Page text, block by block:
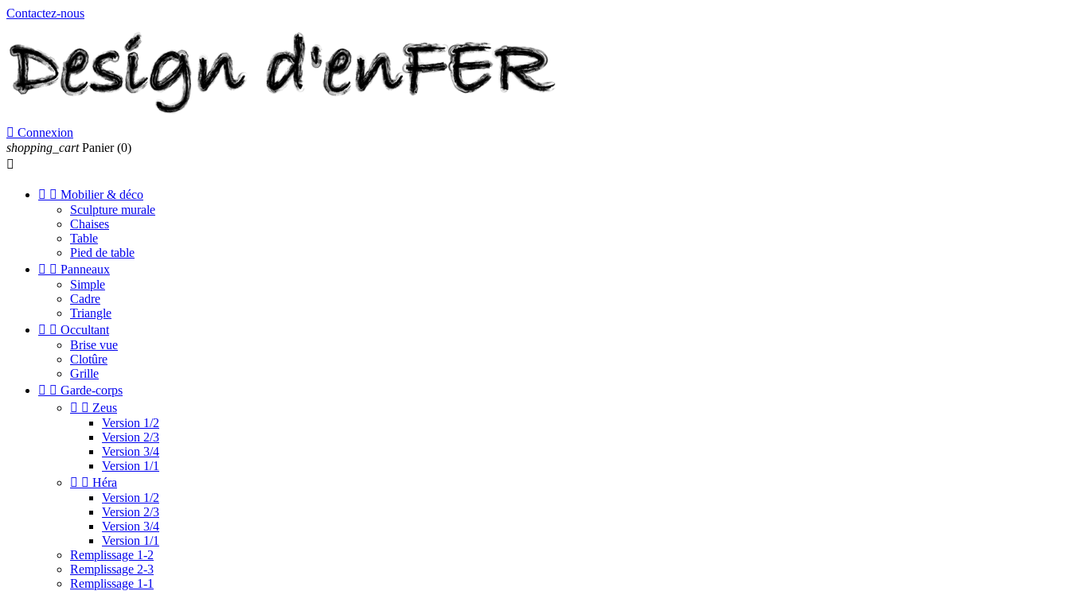
Contactez-nous
 Connexion
shopping_cart Panier (0)

  Mobilier & déco
Sculpture murale
Chaises
Table
Pied de table
  Panneaux
Simple
Cadre
Triangle
  Occultant
Brise vue
Clotûre
Grille
  Garde-corps
  Zeus
Version 1/2
Version 2/3
Version 3/4
Version 1/1
  Héra
Version 1/2
Version 2/3
Version 3/4
Version 1/1
Remplissage 1-2
Remplissage 2-3
Remplissage 1-1